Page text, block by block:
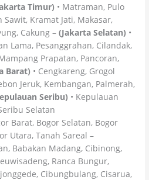
Timur) • Matraman, Pulo
Kramat Jati, Makasar,
Cakung –(Jakarta Selatan) •
Lama, Pesanggrahan, Cilandak,
Prapatan, Pancoran,
Barat) • Cengkareng, Grogol
Jeruk, Kembangan, Palmerah,
Seribu) • Kepulauan
Selatan
Barat, Bogor Selatan, Bogor
Utara, Tanah Sareal –
Babakan Madang, Cibinong,
Ranca Bungur,
Cibungbulang, Cisarua,